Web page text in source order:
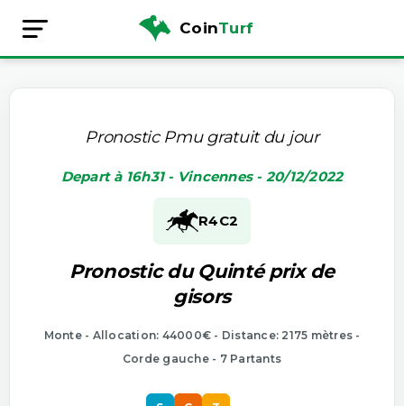
CoinTurf
Pronostic Pmu gratuit du jour
Depart à 16h31 - Vincennes - 20/12/2022
R4C2
Pronostic du Quinté prix de
gisors
Monte - Allocation: 44000€ - Distance: 2175 mètres -
Corde gauche - 7 Partants